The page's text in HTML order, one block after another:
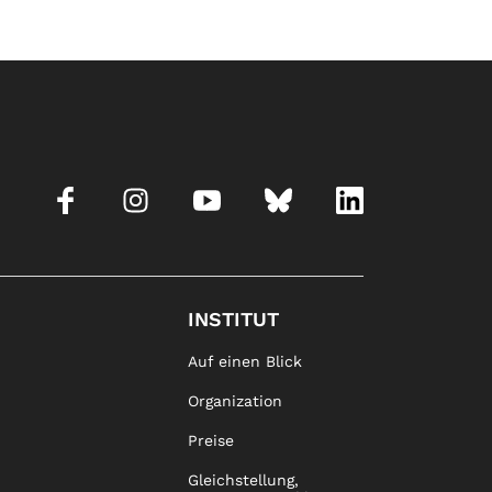
INSTITUT
Auf einen Blick
Organization
Preise
Gleichstellung,